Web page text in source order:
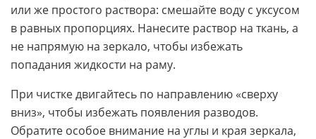
или же простого раствора: смешайте воду с уксусом
в равных пропорциях. Нанесите раствор на ткань, а
не напрямую на зеркало, чтобы избежать
попадания жидкости на раму.
При чистке двигайтесь по направлению «сверху
вниз», чтобы избежать появления разводов.
Обратите особое внимание на углы и края зеркала,